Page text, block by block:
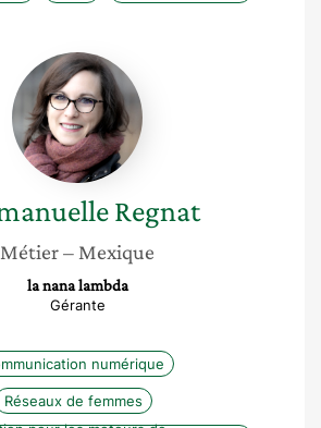
Emmanuelle
Regnat
Regnat
Métier– Mexique
la nana lambda
Gérante
numérique
Réseaux de femmes